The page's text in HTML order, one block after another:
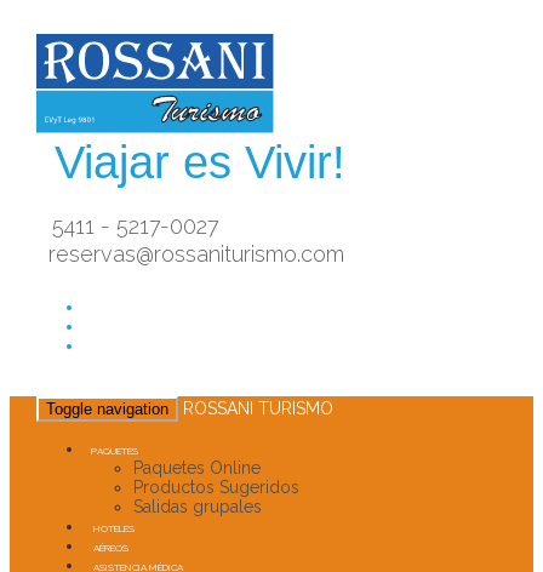
Viajar es Vivir!
5411 - 5217-0027
reservas@rossaniturismo.com
Toggle navigation ROSSANI TURISMO
PAQUETES
Paquetes Online
Productos Sugeridos
Salidas grupales
HOTELES
AÉREOS
ASISTENCIA MÉDICA